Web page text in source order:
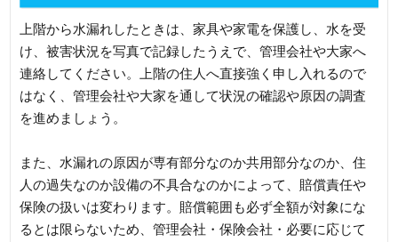
上階から水漏れしたときは、家具や家電を保護し、水を受
け、被害状況を写真で記録したうえで、管理会社や大家へ
連絡してください。上階の住人へ直接強く申し入れるので
はなく、管理会社や大家を通して状況の確認や原因の調査
を進めましょう。
また、水漏れの原因が専有部分なのか共用部分なのか、住
人の過失なのか設備の不具合なのかによって、賠償責任や
保険の扱いは変わります。賠償範囲も必ず全額が対象にな
るとは限らないため、管理会社・保険会社・必要に応じて